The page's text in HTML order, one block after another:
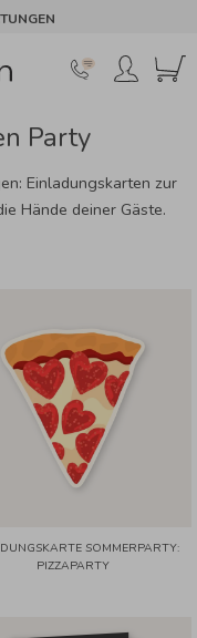
Party
Einladungskarten zur
Hände deiner Gäste.
SOMMERPARTY:
PIZZAPARTY